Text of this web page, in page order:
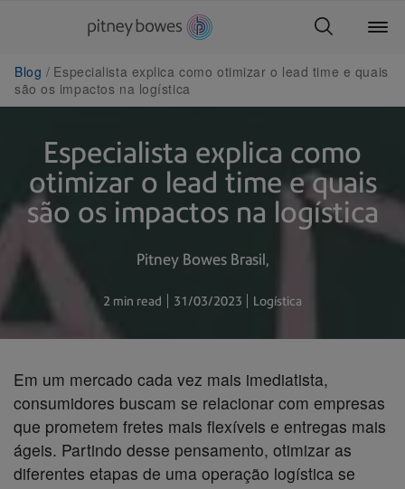
Blog
Especialista explica como otimizar o lead time e quais
são os impactos na logística
Especialista explica como
otimizar o lead time e quais
são os impactos na logística
Pitney Bowes Brasil
2 min read 31/03/2023 Logística
Em um mercado cada vez mais imediatista,
consumidores buscam se relacionar com empresas
que prometem fretes mais flexíveis e entregas mais
ágeis. Partindo desse pensamento, otimizar as
diferentes etapas de uma operação logística se